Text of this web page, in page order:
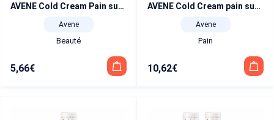
AVENE Cold Cream Pain surgras 100 g
Avene
Beauté
5,66€
AVENE Cold Cream pain surgras duo 100 g x 2
Avene
Pain
10,62€